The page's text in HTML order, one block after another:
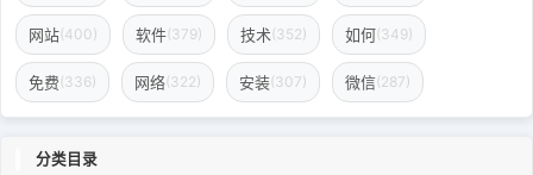
网站(400) 软件(379) 技术(352) 如何(349)
免费(336) 网络(322) 安装(307) 微信(287)
分类目录